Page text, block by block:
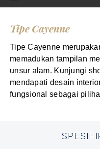
Tipe Cayenne
Tipe Cayenne
memadukan tampilan
unsur alam. Kunjungi
mendapati desain
fungsional sebagai